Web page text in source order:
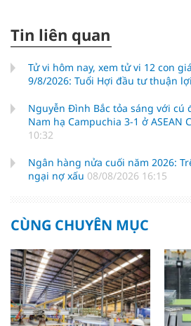
Tin liên quan
Tử vi hôm nay, xem tử vi 12 con
9/8/2026: Tuổi Hợi đầu tư thuận lợi
Nguyễn Đình Bắc tỏa sáng với cú
Nam hạ Campuchia 3-1 ở ASEAN
10:32
Ngân hàng nửa cuối năm 2026:
ngại nợ xấu 08/08/2026 16:15
CÙNG CHUYÊN MỤC